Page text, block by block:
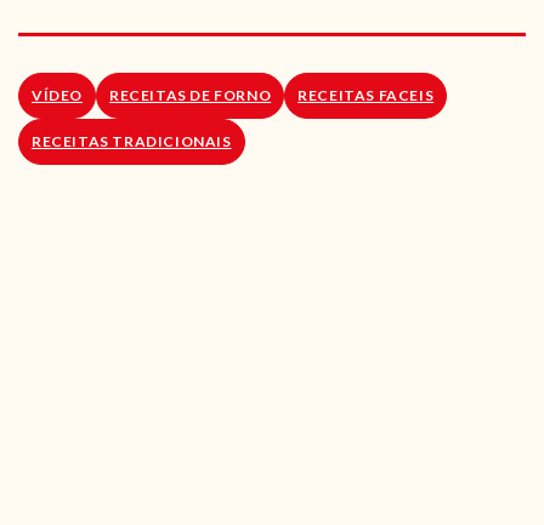
LOJA ONLINE
VÍDEO RECEITAS DE FORNO RECEITAS FACEIS
RECEITAS TRADICIONAIS